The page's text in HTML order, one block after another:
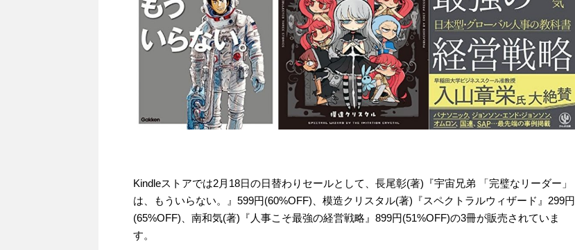
Kindleストアでは2月18日の日替わりセールとして、長尾彰(著)『宇宙兄弟 「完璧なリーダー」
は、もういらない。』599円(60%OFF)、模造クリスタル(著)『スペクトラルウィザード』299円
(65%OFF)、南和気(著)『人事こそ最強の経営戦略』899円(51%OFF)の3冊が販売されていま
す。